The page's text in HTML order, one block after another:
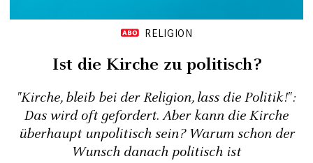
RELIGION
Ist die Kirche zu politisch?
"Kirche, bleib bei der Religion, lass die Politik!":
Das wird oft gefordert. Aber kann die Kirche
überhaupt unpolitisch sein? Warum schon der
Wunsch danach politisch ist